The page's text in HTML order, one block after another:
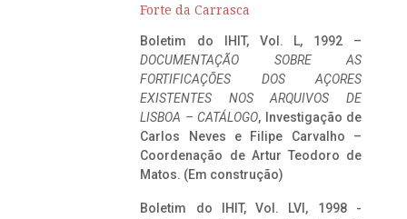
Forte da Carrasca
Boletim do IHIT, Vol. L, 1992 –
DOCUMENTAÇÃO SOBRE AS
FORTIFICAÇÕES DOS AÇORES
EXISTENTES NOS ARQUIVOS DE
LISBOA – CATÁLOGO, Investigação de
Carlos Neves e Filipe Carvalho –
Coordenação de Artur Teodoro de
Matos. (Em construção)
Boletim do IHIT, Vol. LVI, 1998 -